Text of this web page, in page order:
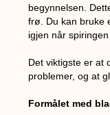
begynnelsen.
frø. Du kan bruke
igjen når spiringen
Det viktigste er at
problemer, og at
Formålet med